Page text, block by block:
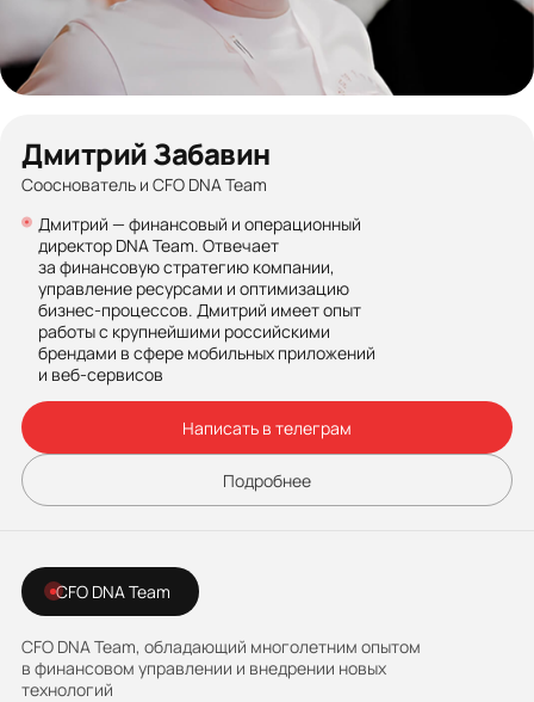
Дмитрий Забавин
Сооснователь и CFO DNA Team
Дмитрий — финансовый и операционный
директор DNA Team. Отвечает
за финансовую стратегию компании,
управление ресурсами и оптимизацию
бизнес-процессов. Дмитрий имеет опыт
работы с крупнейшими российскими
брендами в сфере мобильных приложений
и веб-сервисов
Написать в телеграм
Подробнее
CFO DNA Team
CFO DNA Team, обладающий многолетним опытом
в финансовом управлении и внедрении новых
технологий